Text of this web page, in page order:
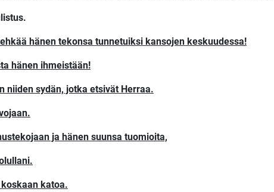
hänen tekonsa tunnetuiksi kansojen keskuudessa!
hänen ihmeistään!
niiden sydän, jotka etsivät Herraa.
ja hänen suunsa tuomioita,
katoa.